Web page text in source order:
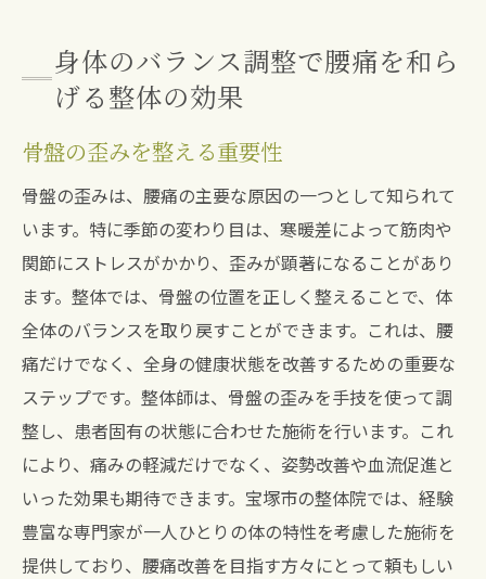
身体のバランス調整で腰痛を和ら
げる整体の効果
骨盤の歪みを整える重要性
骨盤の歪みは、腰痛の主要な原因の一つとして知られて
います。特に季節の変わり目は、寒暖差によって筋肉や
関節にストレスがかかり、歪みが顕著になることがあり
ます。整体では、骨盤の位置を正しく整えることで、体
全体のバランスを取り戻すことができます。これは、腰
痛だけでなく、全身の健康状態を改善するための重要な
ステップです。整体師は、骨盤の歪みを手技を使って調
整し、患者固有の状態に合わせた施術を行います。これ
により、痛みの軽減だけでなく、姿勢改善や血流促進と
いった効果も期待できます。宝塚市の整体院では、経験
豊富な専門家が一人ひとりの体の特性を考慮した施術を
提供しており、腰痛改善を目指す方々にとって頼もしい